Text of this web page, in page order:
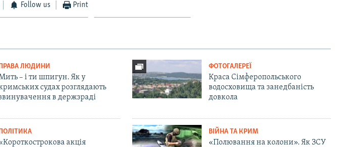
Follow us Print
ПРАВА ЛЮДИНИ
– і ти шпигун. Як у
судах розглядають
в держзраді
ФОТОГАЛЕРЕЇ
Краса Сімферопольського
водосховища та занедбаність
довкола
ПОЛІТИКА
акція
ВІЙНА ТА КРИМ
«Полювання на колони». Як ЗСУ